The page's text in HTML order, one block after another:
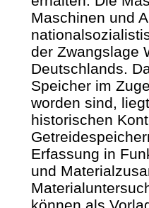
Maschinen und
der Zwangslage
Deutschlands.
Speicher im
worden sind,
historischen
Erfassung in
und
können als